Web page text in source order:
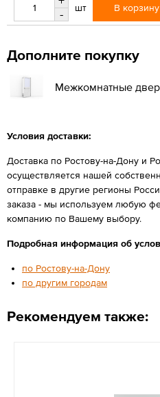
-
шт В корзину
Дополните покупку
Межкомнатные
Условия доставки:
Доставка по Ростову-на-Дону и
осуществляется нашей
отправке в другие регионы
заказа - мы используем любую
компанию по Вашему выбору.
Подробная информация об
по Ростову-на-Дону
по другим городам
Рекомендуем также: